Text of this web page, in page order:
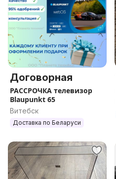
Договорная
РАССРОЧКА телевизор
Blaupunkt 65
Витебск
Доставка по Беларуси